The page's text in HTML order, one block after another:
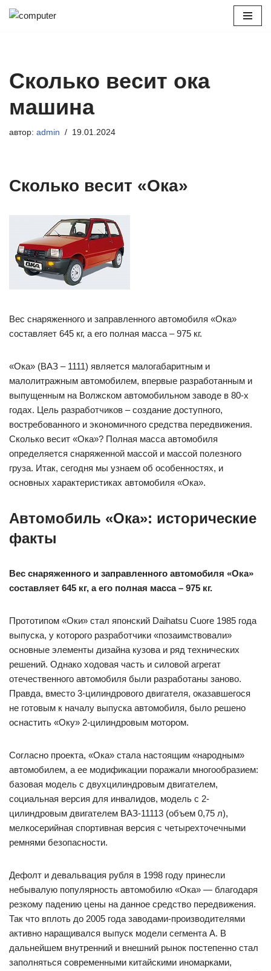
Сколько весит ока
машина
автор: admin 19.01.2024
Сколько весит «Ока»
Вес снаряженного и заправленного автомобиля «Ока»
составляет 645 кг, а его полная масса – 975 кг.
«Ока» (ВАЗ – 1111) является малогабаритным и
малолитражным автомобилем, впервые разработанным и
выпущенным на Волжском автомобильном заводе в 80-х
годах. Цель разработчиков – создание доступного,
востребованного и экономичного средства передвижения.
Сколько весит «Ока»? Полная масса автомобиля
определяется снаряженной массой и массой полезного
груза. Итак, сегодня мы узнаем об особенностях, и
основных характеристиках автомобиля «Ока».
Автомобиль «Ока»: исторические
факты
Вес снаряженного и заправленного автомобиля «Ока»
составляет 645 кг, а его полная масса – 975 кг.
Прототипом «Оки» стал японский Daihatsu Cuore 1985 года
выпуска, у которого разработчики «позаимствовали»
основные элементы дизайна кузова и ряд технических
решений. Однако ходовая часть и силовой агрегат
отечественного автомобиля были разработаны заново.
Правда, вместо 3-цилиндрового двигателя, оказавшегося
не готовым к началу выпуска автомобиля, было решено
оснастить «Оку» 2-цилиндровым мотором.
Согласно проекта, «Ока» стала настоящим «народным»
автомобилем, а ее модификации поражали многообразием:
базовая модель с двухцилиндровым двигателем,
социальная версия для инвалидов, модель с 2-
цилиндровым двигателем ВАЗ-11113 (объем 0,75 л),
мелкосерийная спортивная версия с четырехточечными
ремнями безопасности.
Дефолт и девальвация рубля в 1998 году принесли
небывалую популярность автомобилю «Ока» — благодаря
резкому падению цены на данное средство передвижения.
Так что вплоть до 2005 года заводами-производителями
активно наращивался выпуск модели сегмента А. В
дальнейшем внутренний и внешний рынок постепенно стал
заполняться современными китайскими иномарками,